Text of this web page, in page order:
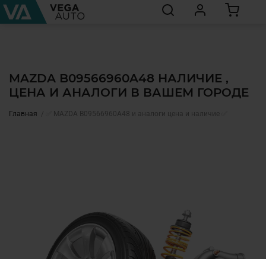
MAZDA B09566960A48 НАЛИЧИЕ ,
ЦЕНА И АНАЛОГИ В ВАШЕМ ГОРОДЕ
Главная ✅ MAZDA B09566960A48 и аналоги цена и наличие ✅